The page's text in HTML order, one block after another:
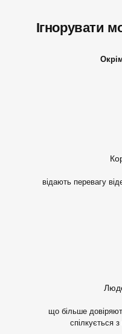
Ігнорувати
відають перевагу
що більше
спілкується